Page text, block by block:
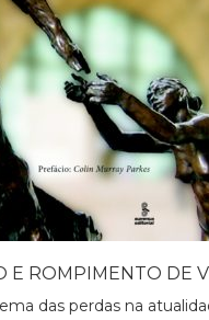
E ROMPIMENTO DE
das perdas na